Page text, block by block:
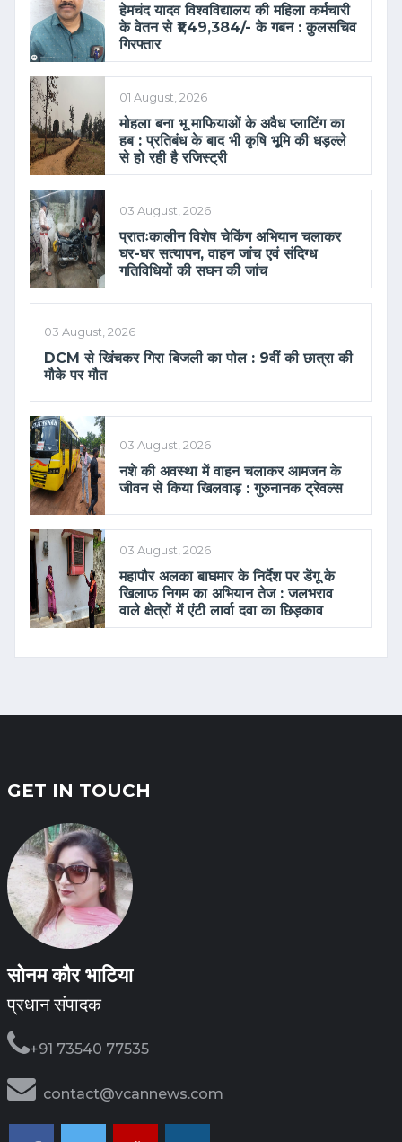
हेमचंद यादव विश्वविद्यालय की महिला कर्मचारी
के वेतन से ₹1,49,384/- के गबन : कुलसचिव
गिरफ्तार
01 August, 2026
मोहला बना भू माफियाओं के अवैध प्लाटिंग का
हब : प्रतिबंध के बाद भी कृषि भूमि की धड़ल्ले
से हो रही है रजिस्ट्री
03 August, 2026
प्रातःकालीन विशेष चेकिंग अभियान चलाकर
घर-घर सत्यापन, वाहन जांच एवं संदिग्ध
गतिविधियों की सघन की जांच
03 August, 2026
DCM से खिंचकर गिरा बिजली का पोल : 9वीं की छात्रा की
मौके पर मौत
03 August, 2026
नशे की अवस्था में वाहन चलाकर आमजन के
जीवन से किया खिलवाड़ : गुरुनानक ट्रेवल्स
03 August, 2026
महापौर अलका बाघमार के निर्देश पर डेंगू के
खिलाफ निगम का अभियान तेज : जलभराव
वाले क्षेत्रों में एंटी लार्वा दवा का छिड़काव
GET IN TOUCH
सोनम कौर भाटिया
प्रधान संपादक
+91 73540 77535
contact@vcannews.com